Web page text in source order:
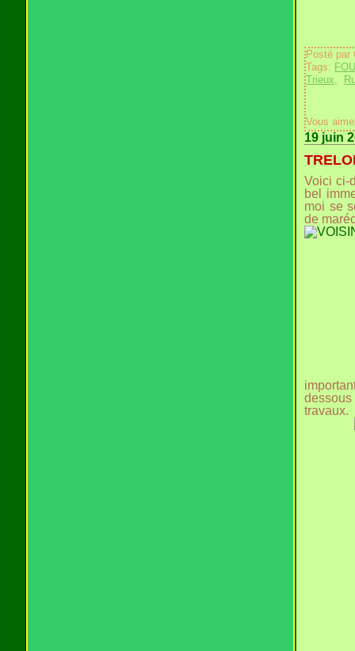
Posté par
Tags:
Trieux,
Vous
19 juin
Voici ci-
bel
moi se
de
travaux.